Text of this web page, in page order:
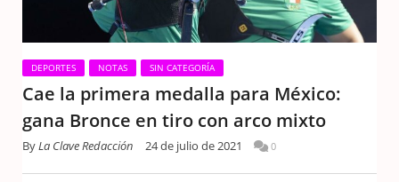
DEPORTES NOTAS SIN CATEGORÍA
Cae la primera medalla para México:
gana Bronce en tiro con arco mixto
ByLa Clave Redacción 24 de julio de 2021 0